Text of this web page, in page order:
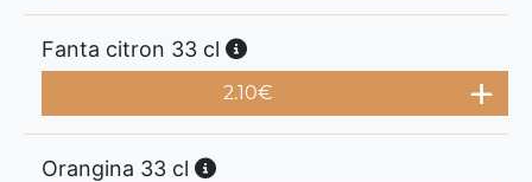
Fanta citron 33 cl
2.10€
Orangina 33 cl